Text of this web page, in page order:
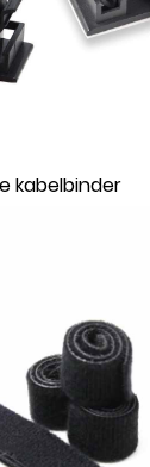
kabelbinder